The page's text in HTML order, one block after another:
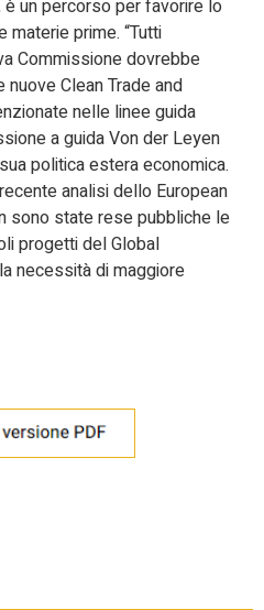
un percorso per favorire lo
prime. “Tutti
Commissione dovrebbe
Clean Trade and
nelle linee guida
a guida Von der Leyen
politica estera economica.
analisi dello European
sono state rese pubbliche le
progetti del Global
necessità di maggiore